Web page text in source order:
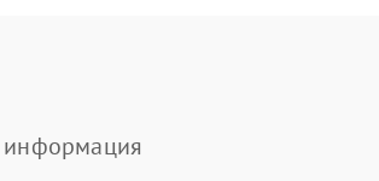
информация